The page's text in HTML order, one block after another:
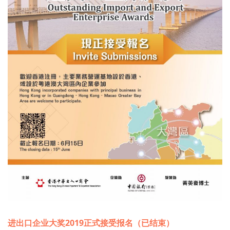
进出口企业大奖2019正式接受报名（已结束）